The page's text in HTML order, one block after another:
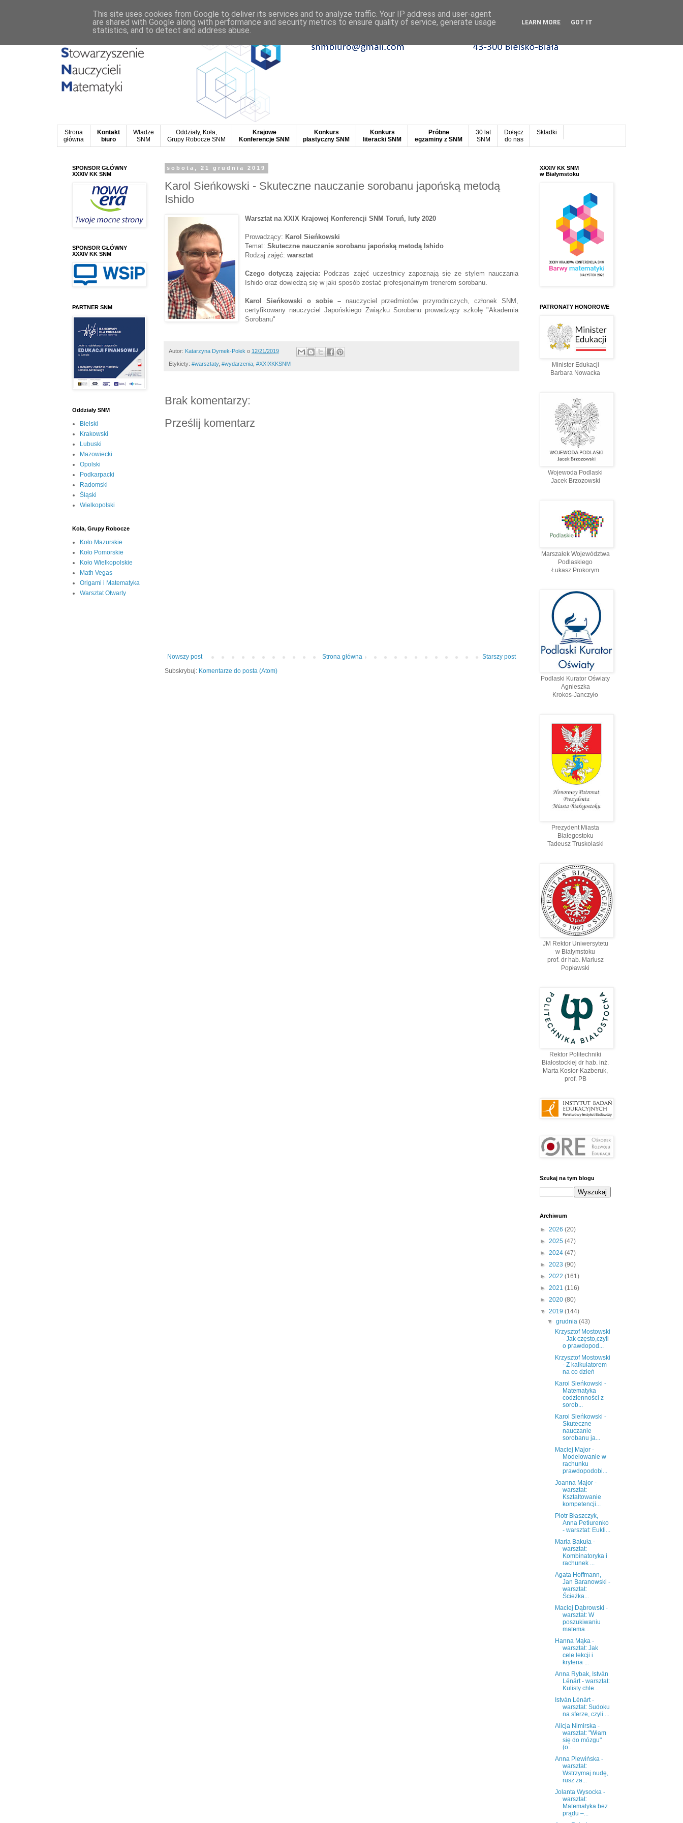
Strona
główna
Kontakt
biuro
Władze
SNM
Oddziały, Koła,
Grupy Robocze SNM
Krajowe
Konferencje SNM
Konkurs
plastyczny SNM
Konkurs
literacki SNM
Próbne
egzaminy z SNM
30 lat
SNM
Dołącz
do nas
Składki
sobota, 21 grudnia 2019
Karol Sieńkowski - Skuteczne nauczanie sorobanu japońską metodą
Ishido
Warsztat na XXIX Krajowej Konferencji SNM Toruń, luty 2020
Prowadzący: Karol Sieńkowski
Temat:Skuteczne nauczanie sorobanu japońską metodą Ishido
Rodzaj zajęć:warsztat
Czego dotyczą zajęcia:
Podczas zajęć uczestnicy zapoznają się ze stylem nauczania
Ishido oraz dowiedzą się w jaki sposób zostać profesjonalnym trenerem sorobanu.
Karol Sieńkowski o sobie – nauczyciel przedmiotów przyrodniczych, członek SNM,
certyfikowany nauczyciel Japońskiego Związku Sorobanu prowadzący szkołę "Akademia
Sorobanu"
Autor: Katarzyna Dymek-Polek o 12/21/2019
Etykiety: #warsztaty, #wydarzenia #XXIXKKSNM
Brak komentarzy:
Prześlij komentarz
Nowszy post Starszy post
Strona główna
Subskrybuj: Komentarze do posta (Atom)
SPONSOR GŁÓWNY
XXXIV KK SNM
SPONSOR GŁÓWNY
XXXIV KK SNM
PARTNER SNM
Oddziały SNM
Bielski
Krakowski
Lubuski
Mazowiecki
Opolski
Podkarpacki
Radomski
Śląski
Wielkopolski
Koła, Grupy Robocze
Koło Mazurskie
Koło Pomorskie
Koło Wielkopolskie
Math Vegas
Origami i Matematyka
Warsztat Otwarty
XXXIV KK SNM
w Białymstoku
PATRONATY HONOROWE
Minister Edukacji
Barbara Nowacka
Wojewoda Podlaski
Jacek Brzozowski
Marszałek Województwa
Podlaskiego
Łukasz Prokorym
Podlaski Kurator Oświaty
Agnieszka
Krokos-Janczyło
Prezydent Miasta
Białegostoku
Tadeusz Truskolaski
JM Rektor Uniwersytetu
w Białymstoku
prof. dr hab. Mariusz
Popławski
Rektor Politechniki
Białostockiej dr hab. inż.
Marta Kosior-Kazberuk,
prof. PВ
Szukaj na tym blogu
Archiwum
► 2026 (20)
► 2025 (47)
► 2024 (47)
► 2023 (90)
► 2022 (161)
► 2021 (116)
► 2020 (80)
▼ 2019 (144)
▼grudnia(43)
Krzysztof Mostowski
- Jak często,czyli
o prawdopod...
Krzysztof Mostowski
- Z kalkulatorem
na co dzień
Karol Sieńkowski -
Matematyka
codzienności z
sorob...
Karol Sieńkowski -
Skuteczne
nauczanie
sorobanu ja...
Maciej Major -
Modelowanie w
rachunku
prawdopodobi...
Joanna Major -
warsztat:
Kształtowanie
kompetencji...
Piotr Błaszczyk,
Anna Petiurenko
- warsztat: Eukli...
Maria Bakuła -
warsztat:
Kombinatoryka i
rachunek ...
Agata Hoffmann,
Jan Baranowski -
warsztat:
Ścieżka...
Maciej Dąbrowski -
warsztat: W
poszukiwaniu
matema...
Hanna Mąka -
warsztat: Jak
cele lekcji i
kryteria ...
Anna Rybak, István
Lénárt - warsztat:
Kulisty chle...
István Lénárt -
warsztat: Sudoku
na sferze, czyli ...
Alicja Nimirska -
warsztat: "Włam
się do mózgu"
(o...
Anna Plewińska -
warsztat:
Wstrzymaj nudę,
rusz za...
Jolanta Wysocka -
warsztat:
Matematyka bez
prądu –...
This site uses cookies from Google to deliver its services and to analyze traffic. Your IP address and user-agent
are shared with Google along with performance and security metrics to ensure quality of service, generate usage
statistics, and to detect and address abuse.
LEARN MORE GOT IT